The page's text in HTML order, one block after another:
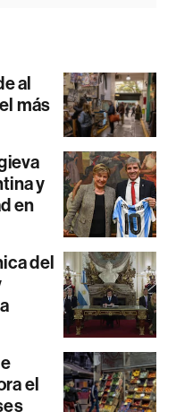
al
más
y
en
del
el